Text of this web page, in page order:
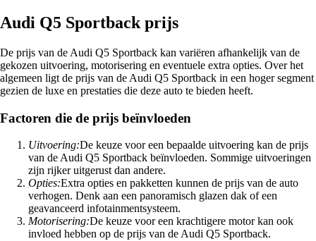
Audi Q5 Sportback prijs
De prijs van de Audi Q5 Sportback kan variëren afhankelijk van de
gekozen uitvoering, motorisering en eventuele extra opties. Over het
algemeen ligt de prijs van de Audi Q5 Sportback in een hoger segment
gezien de luxe en prestaties die deze auto te bieden heeft.
Factoren die de prijs beïnvloeden
Uitvoering:De keuze voor een bepaalde uitvoering kan de prijs
van de Audi Q5 Sportback beïnvloeden. Sommige uitvoeringen
zijn rijker uitgerust dan andere.
Opties:Extra opties en pakketten kunnen de prijs van de auto
verhogen. Denk aan een panoramisch glazen dak of een
geavanceerd infotainmentsysteem.
Motorisering:De keuze voor een krachtigere motor kan ook
invloed hebben op de prijs van de Audi Q5 Sportback.